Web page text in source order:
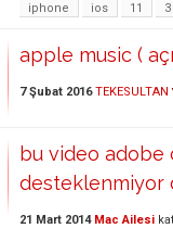
iphone
ios 11 3
apple music (
7 Şubat 2016 TEKESULTAN
bu video
desteklenmiyor
21 Mart 2014 Mac Ailesi